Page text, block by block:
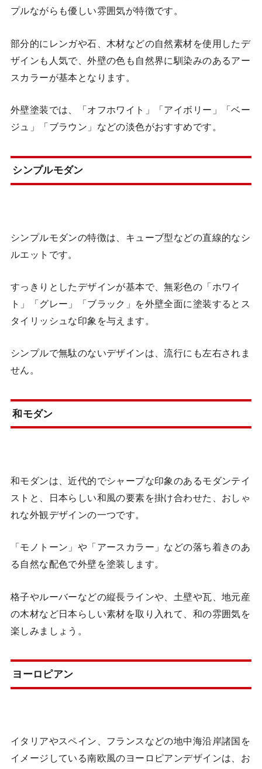
プルながらも優しい雰囲気が特徴です。
部分的にレンガや石、木材などの自然素材を使用したデ
ザインも人気で、外壁の色も自然界に馴染みのあるアー
スカラーが基本となります。
外壁塗装では、「オフホワイト」「アイボリー」「ベー
ジュ」「ブラウン」などの淡色がおすすめです。
シンプルモダン
シンプルモダンの特徴は、キューブ型などの直線的なシ
ルエットです。
すっきりとしたデザインが基本で、無彩色の「ホワイ
ト」「グレー」「ブラック」を外壁全面に塗装するとス
タイリッシュな印象を与えます。
シンプルで無駄のないデザインは、流行にも左右されま
せん。
和モダン
和モダンは、近代的でシャープな印象のあるモダンテイ
ストと、日本らしい和風の要素を掛け合わせた、おしゃ
れな外観デザインの一つです。
「モノトーン」や「アースカラー」などの落ち着きのあ
る自然な配色で外壁を塗装します。
格子やルーバーなどの縦長ラインや、土壁や瓦、地元産
の木材など日本らしい素材を取り入れて、和の雰囲気を
楽しみましょう。
ヨーロピアン
イタリアやスペイン、フランスなどの地中海沿岸諸国を
イメージしている南欧風のヨーロピアンデザインは、お